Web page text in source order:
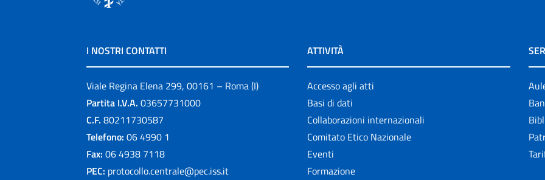
I NOSTRI CONTATTI
Viale Regina Elena 299, 00161 – Roma (I)
Partita I.V.A. 03657731000
C.F. 80211730587
Telefono: 06 4990 1
Fax: 06 4938 7118
PEC: protocollo.centrale@pec.iss.it
ATTIVITÀ
Accesso agli atti
Basi di dati
Collaborazioni internazionali
Comitato Etico Nazionale
Eventi
Formazione